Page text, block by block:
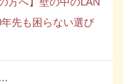
先も困らない選び